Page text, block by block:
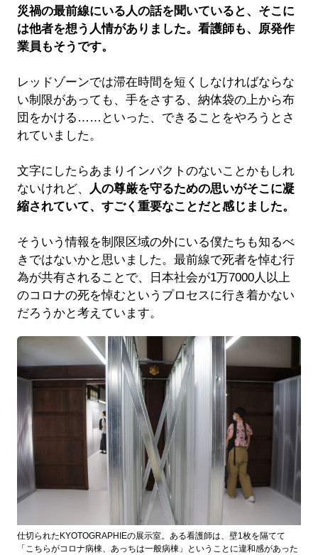
災禍の最前線にいる人の話を聞いていると、そこに
は他者を想う人情がありました。看護師も、原発作
業員もそうです。
レッドゾーンでは滞在時間を短くしなければならな
い制限があっても、手をさする、納体袋の上から布
団をかける……といった、できることをやろうとさ
れていました。
文字にしたらあまりインパクトのないことかもしれ
ないけれど、
人の尊厳を守るための思いがそこに凝
縮されていて、すごく重要なことだと感じました。
そういう情報を制限区域の外にいる僕たちも知るべ
きではないかと思いました。最前線で死者を悼む行
為が共有されることで、日本社会が1万7000人以上
のコロナの死を悼むというプロセスに行き着かない
だろうかと考えています。
仕切られたKYOTOGRAPHIEの展示室。ある看護師は、壁1枚を隔てて
「こちらがコロナ病棟、あっちは一般病棟」ということに違和感があった